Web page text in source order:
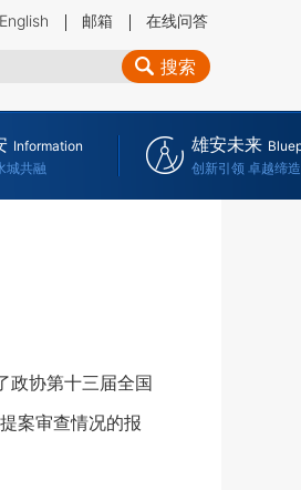
English 邮箱 在线问答
搜索
Information
城共融
雄安未来
创新引领 卓越缔造
政协第十三届全国
案审查情况的报